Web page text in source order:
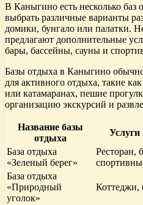
В Каныгино есть несколько баз
выбрать различные варианты
домики, бунгало или палатки.
предлагают дополнительные
бары, бассейны, сауны и
Базы отдыха в Каныгино
для активного отдыха, такие
или катамаранах, пешие
организацию экскурсий и
Название базы
отдыха
Услуги
База отдыха
«Зеленый берег»
Ресторан,
База отдыха
«Природный
уголок»
Коттеджи,